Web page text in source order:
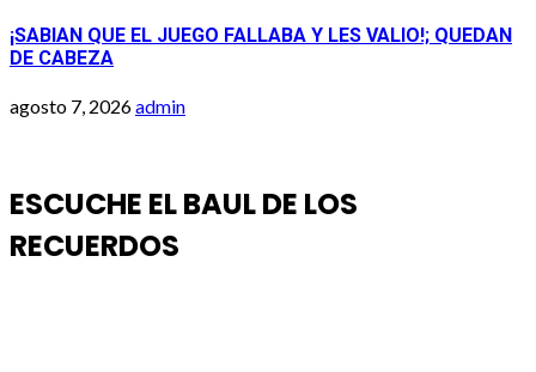
¡SABIAN QUE EL JUEGO FALLABA Y LES VALIO!; QUEDAN
DE CABEZA
agosto 7, 2026admin
ESCUCHE EL BAUL DE LOS
RECUERDOS